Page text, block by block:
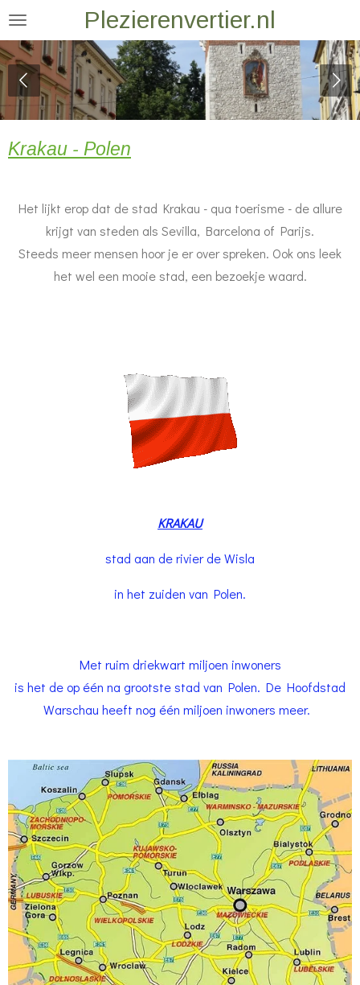
Ga
direct
naar
de
hoofdinhoud
Plezierenvertier.nl
Krakau - Polen
Het lijkt erop dat de stad Krakau - qua toerisme - de allure
krijgt van steden als Sevilla, Barcelona of Parijs.
Steeds meer mensen hoor je er over spreken. Ook ons leek
het wel een mooie stad, een bezoekje waard.
KRAKAU
stad aan de rivier de Wisla
in het zuiden van Polen.
Met ruim driekwart miljoen inwoners
is het de op één na grootste stad van Polen. De Hoofdstad
Warschau heeft nog één miljoen inwoners meer.